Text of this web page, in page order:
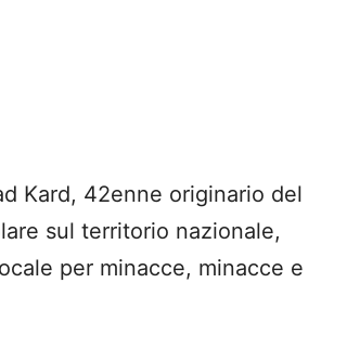
Kard, 42enne originario del
sul territorio nazionale,
per minacce, minacce e